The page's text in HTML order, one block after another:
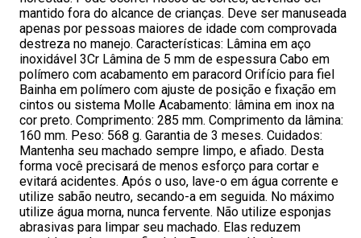
mantido fora do alcance de crianças. Deve ser manuseada
apenas por pessoas maiores de idade com comprovada
destreza no manejo. Características: Lâmina em aço
inoxidável 3Cr Lâmina de 5 mm de espessura Cabo em
polímero com acabamento em paracord Orifício para fiel
Bainha em polímero com ajuste de posição e fixação em
cintos ou sistema Molle Acabamento: lâmina em inox na
cor preto. Comprimento: 285 mm. Comprimento da lâmina:
160 mm. Peso: 568 g. Garantia de 3 meses. Cuidados:
Mantenha seu machado sempre limpo, e afiado. Desta
forma você precisará de menos esforço para cortar e
evitará acidentes. Após o uso, lave-o em água corrente e
utilize sabão neutro, secando-a em seguida. No máximo
utilize água morna, nunca fervente. Não utilize esponjas
abrasivas para limpar seu machado. Elas reduzem